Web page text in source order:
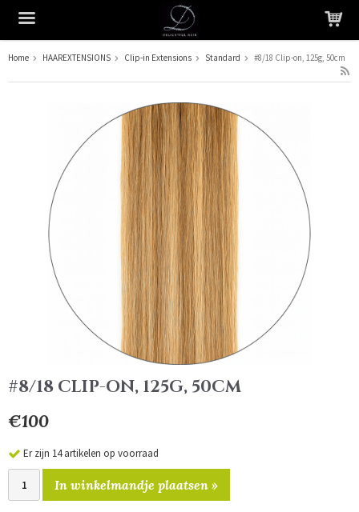
Home HAAREXTENSIONS Clip-in Extensions Standard #8/18 Clip-on, 125g, 50cm
#8/18 CLIP-ON, 125G, 50CM
€100
Er zijn 14 artikelen op voorraad
In winkelmandje plaatsen »